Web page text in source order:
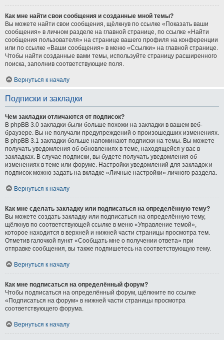
Как мне найти свои сообщения и созданные мной темы?
Вы можете найти свои сообщения, щёлкнув по ссылке «Показать ваши
сообщения» в личном разделе на главной странице, по ссылке «Найти
сообщения пользователя» на странице вашего профиля на конференции
или по ссылке «Ваши сообщения» в меню «Ссылки» на главной странице.
Чтобы найти созданные вами темы, используйте страницу расширенного
поиска, заполнив соответствующие поля.
Вернуться к началу
Подписки и закладки
Чем закладки отличаются от подписок?
В phpBB 3.0 закладки были больше похожи на закладки в вашем веб-
браузере. Вы не получали предупреждений о произошедших изменениях.
В phpBB 3.1 закладки больше напоминают подписки на темы. Вы можете
получать уведомления об обновлениях в теме, находящейся у вас в
закладках. В случае подписки, вы будете получать уведомления об
изменениях в теме или форуме. Настройки уведомлений для закладок и
подписок можно задать на вкладке «Личные настройки» личного раздела.
Вернуться к началу
Как мне сделать закладку или подписаться на определённую тему?
Вы можете создать закладку или подписаться на определённую тему,
щёлкнув по соответствующей ссылке в меню «Управление темой»,
которое находится в верхней и нижней части страницы просмотра тем.
Отметив галочкой пункт «Сообщать мне о получении ответа» при
отправке сообщения, вы также подпишетесь на соответствующую тему.
Вернуться к началу
Как мне подписаться на определённый форум?
Чтобы подписаться на определённый форум, щёлкните по ссылке
«Подписаться на форум» в нижней части страницы просмотра
соответствующего форума.
Вернуться к началу